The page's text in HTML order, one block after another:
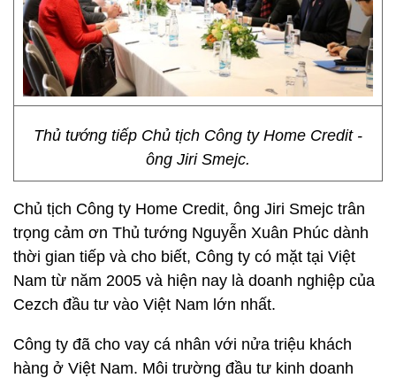
Thủ tướng tiếp Chủ tịch Công ty Home Credit -
ông Jiri Smejc.
Chủ tịch Công ty Home Credit, ông Jiri Smejc trân
trọng cảm ơn Thủ tướng Nguyễn Xuân Phúc dành
thời gian tiếp và cho biết, Công ty có mặt tại Việt
Nam từ năm 2005 và hiện nay là doanh nghiệp của
Cezch đầu tư vào Việt Nam lớn nhất.
Công ty đã cho vay cá nhân với nửa triệu khách
hàng ở Việt Nam. Môi trường đầu tư kinh doanh